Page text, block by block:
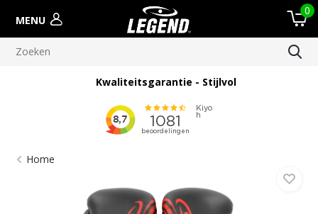
MENU
0
Kwaliteitsgarantie - Stijlvol
Home